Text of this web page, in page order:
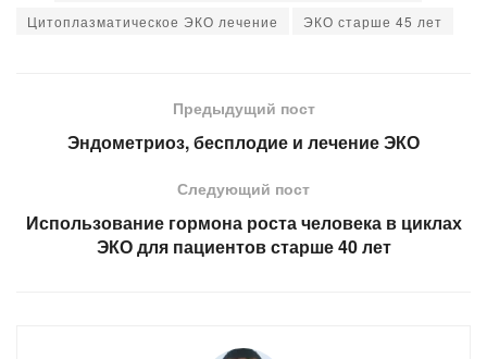
Цитоплазматическое ЭКО лечение
ЭКО старше 45 лет
Предыдущий пост
Эндометриоз, бесплодие и лечение ЭКО
Следующий пост
Использование гормона роста человека в циклах
ЭКО для пациентов старше 40 лет